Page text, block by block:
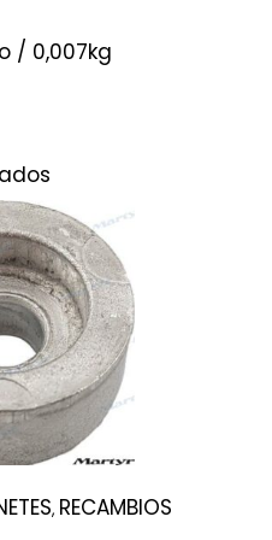
/ 0,007kg
, RECAMBIOS